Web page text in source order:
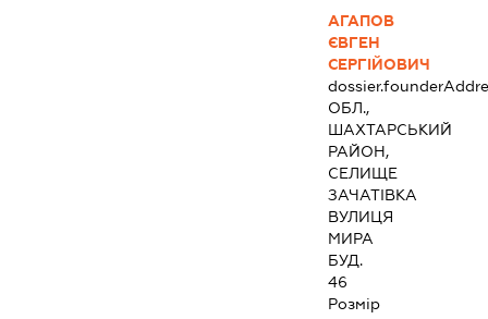
АГАПОВ
ЄВГЕН
СЕРГІЙОВИЧ
ОБЛ.,
ШАХТАРСЬКИЙ
РАЙОН,
СЕЛИЩЕ
ЗАЧАТІВКА
ВУЛИЦЯ
МИРА
БУД.
46
Розмір